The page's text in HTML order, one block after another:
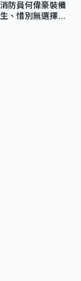
防員何偉豪裝備
、惜別無選擇下